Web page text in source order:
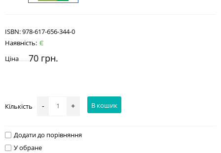
ISBN:978-617-656-344-0
Наявність: Є
Ціна
70 грн.
Кількість - + В кошик
Додати до порівняння
У обране